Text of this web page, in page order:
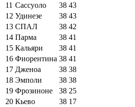
11 Сассуоло 38 43
12 Удинезе 38 43
13 СПАЛ 38 42
14 Парма 38 41
15 Кальяри 38 41
16 Фиорентина 38 41
17 Дженоа 38 38
18 Эмполи 38 38
19 Фрозиноне 38 25
20 Кьево 38 17